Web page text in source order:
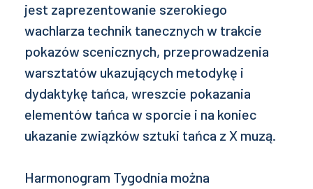
jest zaprezentowanie szerokiego
wachlarza technik tanecznych w trakcie
pokazów scenicznych, przeprowadzenia
warsztatów ukazujących metodykę i
dydaktykę tańca, wreszcie pokazania
elementów tańca w sporcie i na koniec
ukazanie związków sztuki tańca z X muzą.
Harmonogram Tygodnia można